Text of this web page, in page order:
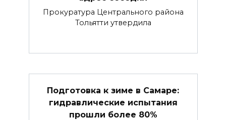
Прокуратура Центрального района
Тольятти утвердила
Подготовка к зиме в Самаре:
гидравлические испытания
прошли более 80%